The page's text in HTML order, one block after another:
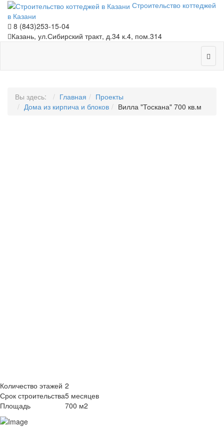
Строительство коттеджей
в Казани
8 (843)253-15-04
Казань, ул.Сибирский тракт, д.34 к.4, пом.314
Вы здесь: Главная
Проекты
Дома из кирпича и блоков
Вилла "Тоскана" 700 кв.м
Количество этажей 2
Срок строительства5 месяцев
Площадь
700 м2